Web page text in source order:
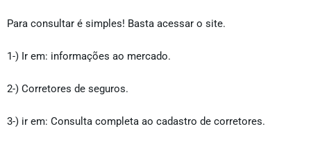
Para consultar é simples! Basta acessar o site.
1-) Ir em: informações ao mercado.
2-) Corretores de seguros.
3-) ir em: Consulta completa ao cadastro de corretores.